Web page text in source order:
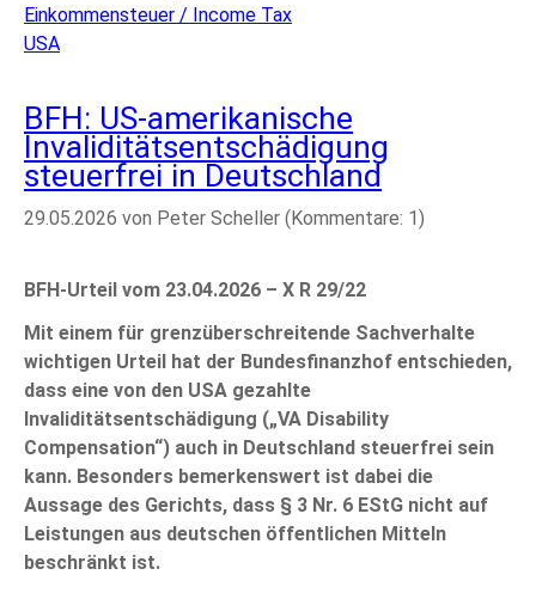
Germany
Einkommensteuer / Income Tax
USA
BFH: US-amerikanische
Invaliditätsentschädigung
steuerfrei in Deutschland
29.05.2026 von Peter Scheller (Kommentare: 1)
BFH-Urteil vom 23.04.2026 – X R 29/22
Mit einem für grenzüberschreitende Sachverhalte
wichtigen Urteil hat der Bundesfinanzhof entschieden,
dass eine von den USA gezahlte
Invaliditätsentschädigung („VA Disability
Compensation“) auch in Deutschland steuerfrei sein
kann. Besonders bemerkenswert ist dabei die
Aussage des Gerichts, dass § 3 Nr. 6 EStG nicht auf
Leistungen aus deutschen öffentlichen Mitteln
beschränkt ist.